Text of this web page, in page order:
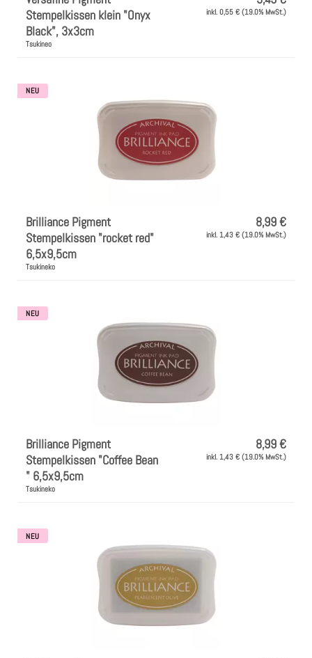
Stempelkissen klein "Onyx
Black", 3x3cm
Tsukineo
inkl. 0,55 € (19.0% MwSt.)
NEU
Brilliance Pigment
Stempelkissen "rocket red"
6,5x9,5cm
Tsukineko
8,99 €
inkl. 1,43 € (19.0% MwSt.)
NEU
Brilliance Pigment
Stempelkissen "Coffee Bean
" 6,5x9,5cm
Tsukineko
8,99 €
inkl. 1,43 € (19.0% MwSt.)
NEU